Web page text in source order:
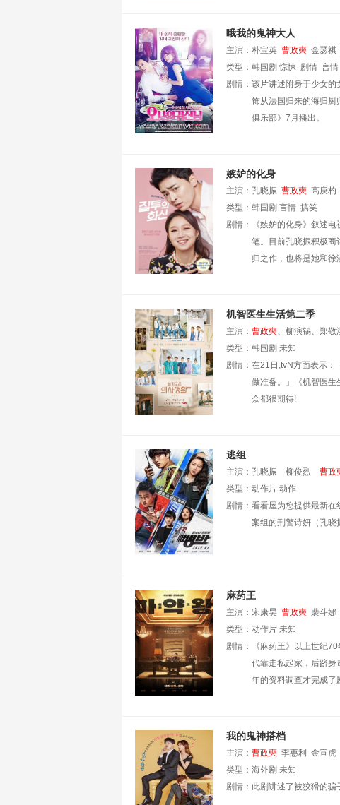
哦我的鬼神大人
主演： 朴宝英 曹政奭 金瑟祺
类型： 韩国剧 惊悚 剧情 言情
剧情： 该片讲述附身于少女的
饰从法国归来的海归厨
俱乐部》7月播出。
嫉妒的化身
主演： 孔晓振 曹政奭 高庚杓
类型： 韩国剧 言情 搞笑
剧情：
《嫉妒的化身》叙述
笔。目前孔晓振积极商
归之作，也将是她和徐
机智医生生活第二季
主演： 曹政奭、柳演锡、郑敬
类型： 韩国剧 未知
剧情： 在21日,tvN方面表示：
做准备。」《机智医生
众都很期待!
逃组
主演： 孔晓振 柳俊烈 曹政
类型： 动作片 动作
剧情： 看看屋为您提供最新在
案组的刑警诗妍（孔晓
麻药王
主演： 宋康昊 曹政奭 裴斗娜
类型： 动作片 未知
剧情：
《麻药王》以上世纪
代靠走私起家，后跻身
年的资料调查才完成了
我的鬼神搭档
主演： 曹政奭 李惠利 金宣虎
钟范 裴珉廷 闵成旭
类型： 海外剧 未知
剧情： 此剧讲述了被狡猾的骗